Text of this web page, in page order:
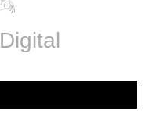
Digital